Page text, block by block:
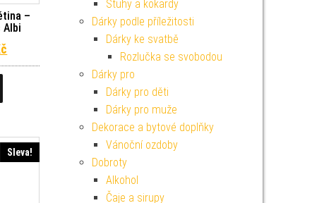
–
Albi
cena byla: 299 Kč.
Aktuální cena je: 269 Kč.
Sleva!
Stuhy a kokardy
Dárky podle příležitosti
Dárky ke svatbě
Rozlučka se svobodou
Dárky pro
Dárky pro děti
Dárky pro muže
Dekorace a bytové doplňky
Vánoční ozdoby
Dobroty
Alkohol
Čaje a sirupy